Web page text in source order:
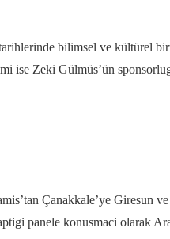
bilimsel ve kültürel
ise Zeki Gülmüs’ün
Çanakkale’ye Giresun
panele konusmaci olarak